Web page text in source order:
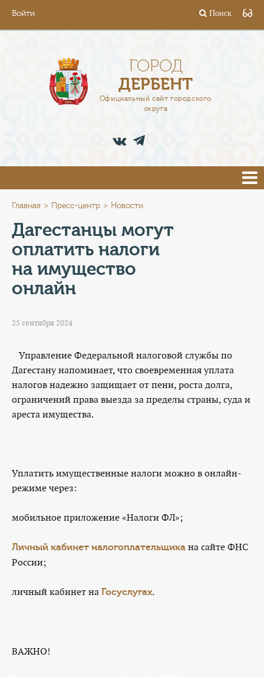
Войти Поиск
ГОРОД
ДЕРБЕНТ
Официальный сайт городского
округа
АДМИНИСТРАЦИЯ
ПРЕСС-ЦЕНТР
ТУРИСТАМ
КОНТАКТЫ
ТАРИФЫ
ГЕРОИ Z
КАТАЛОГ УСЛУГ
СЛУЖБА ПО КОНТРАКТУ
Главная Пресс-центр Новости
Дагестанцы могут
оплатить налоги
на имущество
онлайн
25 сентября 2024
Управление Федеральной налоговой службы по
Дагестану напоминает, что своевременная уплата
налогов надежно защищает от пени, роста долга,
ограничений права выезда за пределы страны, суда и
ареста имущества.
Уплатить имущественные налоги можно в онлайн-
режиме через:
мобильное приложение «Налоги ФЛ»;
Личный кабинет налогоплательщика на сайте ФНС
России;
личный кабинет на Госуслугах.
ВАЖНО!